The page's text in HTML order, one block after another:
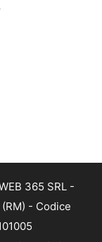
365 SRL -
- Codice